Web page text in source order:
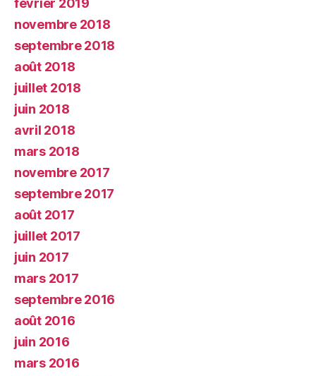
février 2019
novembre 2018
septembre 2018
août 2018
juillet 2018
juin 2018
avril 2018
mars 2018
novembre 2017
septembre 2017
août 2017
juillet 2017
juin 2017
mars 2017
septembre 2016
août 2016
juin 2016
mars 2016